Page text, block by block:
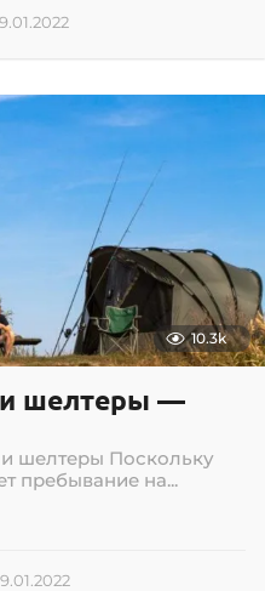
0
10.3k
и шелтеры —
шелтеры Поскольку
пребывание на...